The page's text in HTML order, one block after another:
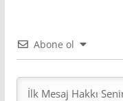
Abone ol